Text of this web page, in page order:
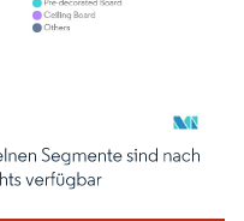
erfordert Namensnennung